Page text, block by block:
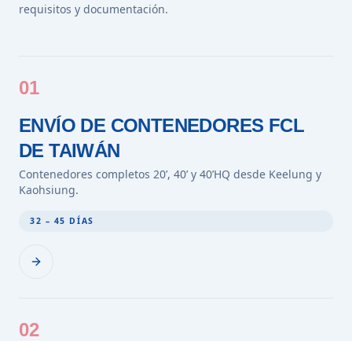
requisitos y documentación.
01
ENVÍO DE CONTENEDORES FCL
DE TAIWÁN
Contenedores completos 20’, 40’ y 40’HQ desde Keelung y
Kaohsiung.
32 – 45 DÍAS
02